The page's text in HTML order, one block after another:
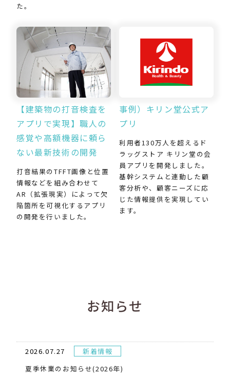
た。
【建築物の打音検査を
アプリで実現】職人の
感覚や高額機器に頼ら
ない最新技術の開発
打音結果のTFFT画像と位置
情報などを組み合わせて
AR（拡張現実）によって欠
陥箇所を可視化するアプリ
の開発を行いました。
事例）キリン堂公式ア
プリ
利用者130万人を超えるド
ラッグストア キリン堂の会
員アプリを開発しました。
基幹システムと連動した顧
客分析や、顧客ニーズに応
じた情報提供を実現してい
ます。
お知らせ
2026.07.27
新着情報
夏季休業のお知らせ(2026年)